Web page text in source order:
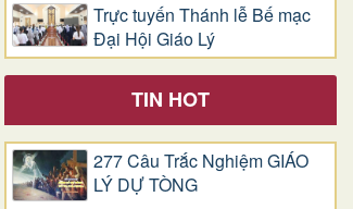
Trực tuyến Thánh lễ Bế mạc
Đại Hội Giáo Lý
TIN HOT
277 Câu Trắc Nghiệm GIÁO
LÝ DỰ TÒNG